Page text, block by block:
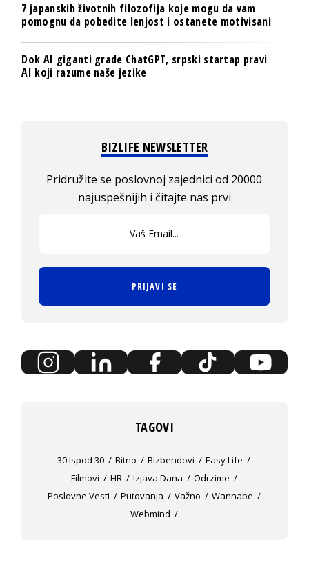
7 japanskih životnih filozofija koje mogu da vam
pomognu da pobedite lenjost i ostanete motivisani
Dok AI giganti grade ChatGPT, srpski startap pravi
AI koji razume naše jezike
BIZLIFE NEWSLETTER
Pridružite se poslovnoj zajednici od 20000
najuspešnijih i čitajte nas prvi
PRIJAVI SE
TAGOVI
30 Ispod 30 Bitno Bizbendovi
Easy Life
Filmovi
HR Izjava Dana
Odrzime
Poslovne Vesti
Putovanja Važno
Wannabe
Webmind